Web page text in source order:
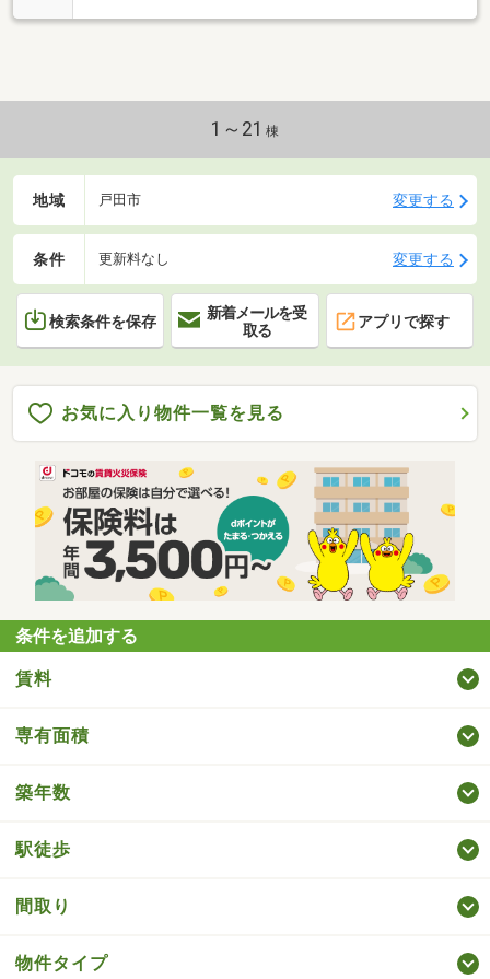
1～21 棟
地域 戸田市 変更する
条件 更新料なし 変更する
検索条件を保存
新着メールを受
取る
アプリで探す
お気に入り物件一覧を見る
条件を追加する
賃料
専有面積
築年数
駅徒歩
間取り
物件タイプ